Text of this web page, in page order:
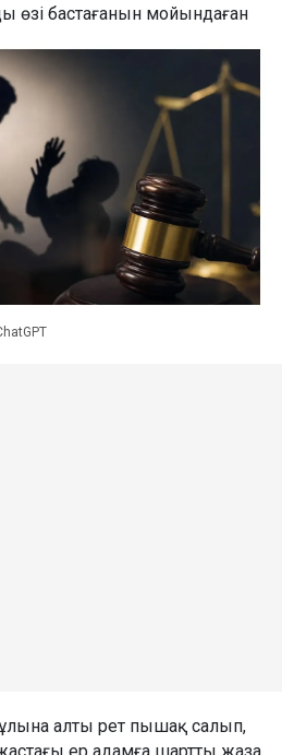
өзі бастағанын мойындаған
алты рет пышақ салып,